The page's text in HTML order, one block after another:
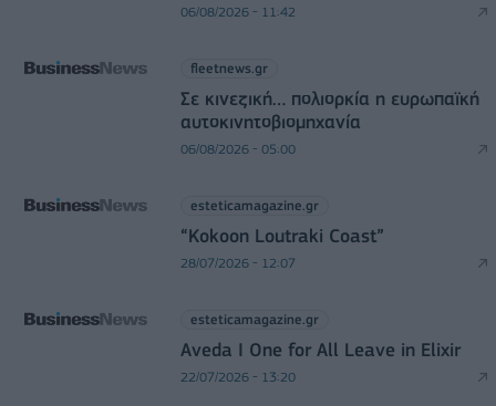
06/08/2026 - 11:42
fleetnews.gr
Σε κινεζική… πολιορκία η ευρωπαϊκή
αυτοκινητοβιομηχανία
06/08/2026 - 05:00
esteticamagazine.gr
“Kokoon Loutraki Coast”
28/07/2026 - 12:07
esteticamagazine.gr
Aveda I One for All Leave in Elixir
22/07/2026 - 13:20